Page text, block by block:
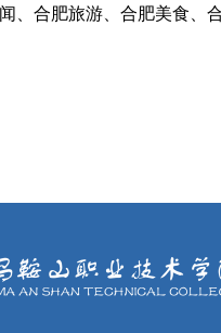
、合肥旅游、合肥美食